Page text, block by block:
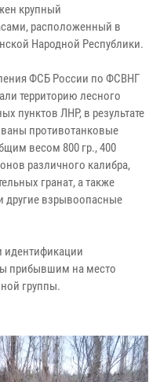
крупный
расположенный в
Народной Республики.
ФСБ России по ФСВНГ
территорию лесного
пунктов ЛНР, в результате
противотанковые
весом 800 гр., 400
различного калибра,
гранат, а также
другие взрывоопасные
идентификации
прибывшим на место
группы.